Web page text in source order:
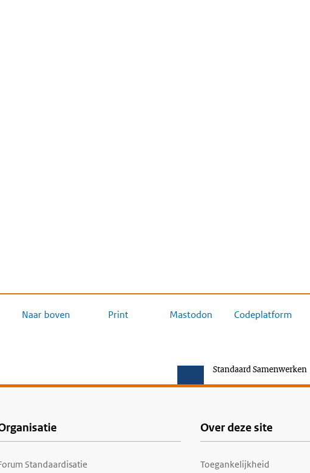
Naar boven Print Mastodon Codeplatform
Standaard Samenwerken
Standaardisatie
Over deze site
Toegankelijkheid